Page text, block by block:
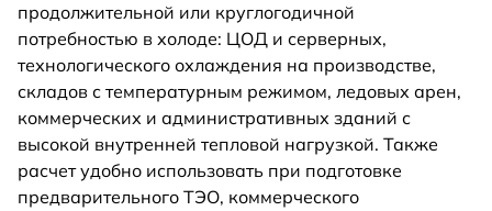
продолжительной или круглогодичной
потребностью в холоде: ЦОД и серверных,
технологического охлаждения на производстве,
складов с температурным режимом, ледовых арен,
коммерческих и административных зданий с
высокой внутренней тепловой нагрузкой. Также
расчет удобно использовать при подготовке
предварительного ТЭО, коммерческого